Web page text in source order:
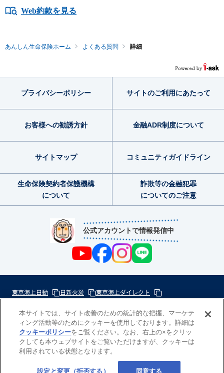
Web約款を見る
あんしん生命保険ホーム よくある質問 詳細
公式アカウントで情報発信中
プライバシーポリシー サイトのご利用にあたって
お客様への勧誘方針 金融ADR制度について
サイトマップ コミュニティガイドライン
生命保険契約者保護機構
について
詐欺等の金融犯罪
についてのご注意
東京海上日動 日新火災
東京海上ダイレクト
東京海上ミレア少額短期
次
の
一
東
本サイトでは、サイト改善のための統計的な把握、マーケテ
ィング活動等のためにクッキーを使用しております。詳細は
クッキーポリシーをご覧ください。なお、右上の×をクリッ
クしても本ウェブサイトをご覧いただけますが、クッキーは
利用されている状態となります。
設定と変更（拒否する） 同意する